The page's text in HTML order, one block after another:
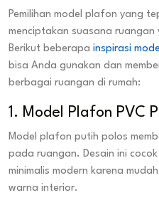
Pemilihan model plafon yang
menciptakan suasana ruangan
Berikut beberapa inspirasi
bisa Anda gunakan dan
berbagai ruangan di rumah:
1. Model Plafon PVC
Model plafon putih polos
pada ruangan. Desain ini
minimalis modern karena
warna interior.